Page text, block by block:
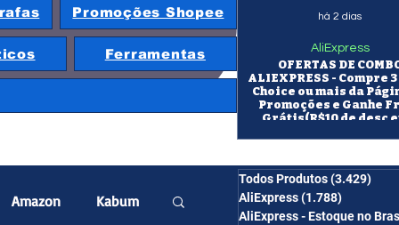
Promoções Shopee
Ferramentas
OFERTAS DE
ALIEXPRESS - Compre
Choice ou mais da
Promoções e Ganhe
Grátis(R$10 de desc
AliExpress
há 2 dias
Amazon Kabum
Todos Produtos(3.429)
AliExpress(1.788)
AliExpress - Estoque no